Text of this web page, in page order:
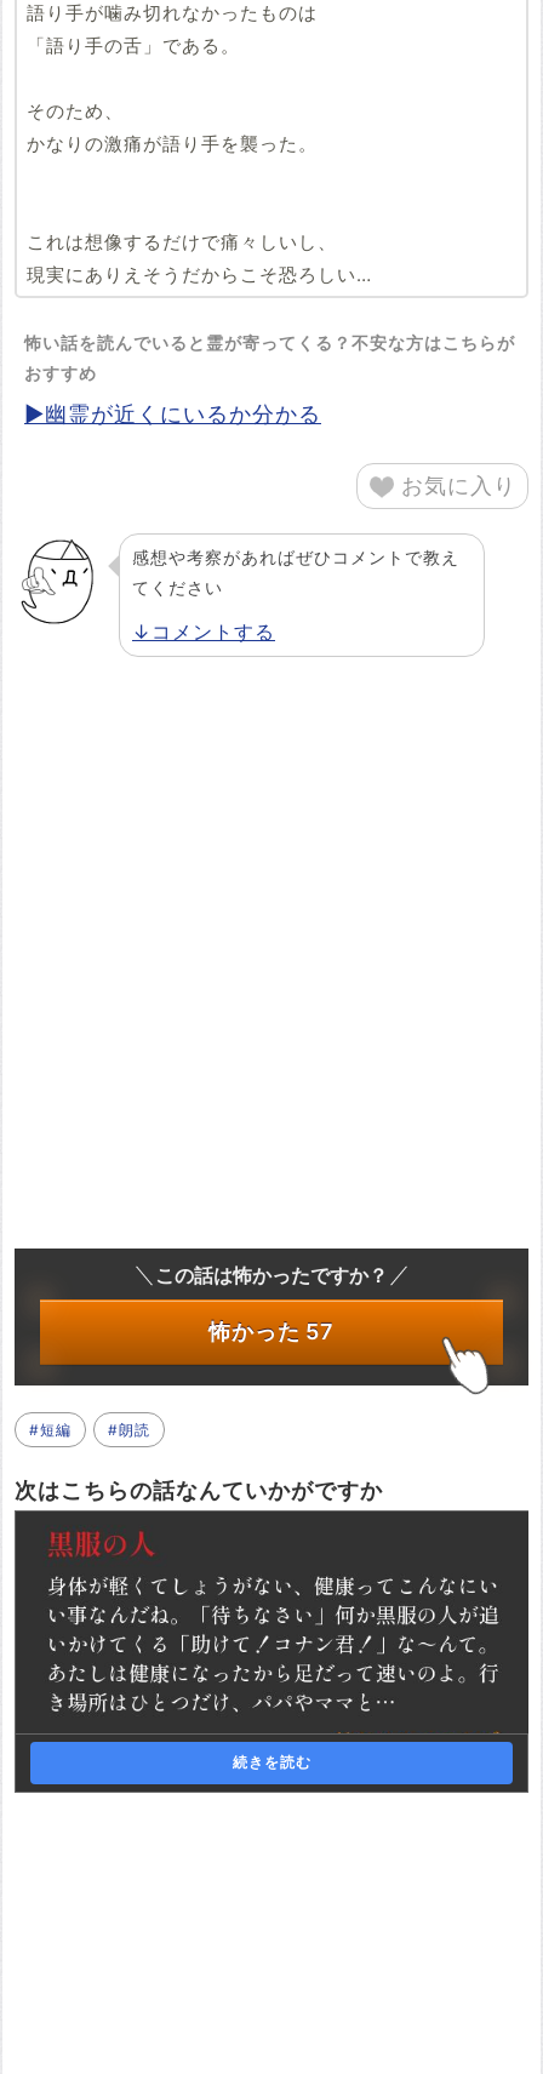
語り手が噛み切れなかったものは
「語り手の舌」である。
そのため、
かなりの激痛が語り手を襲った。
これは想像するだけで痛々しいし、
現実にありえそうだからこそ恐ろしい…
怖い話を読んでいると霊が寄ってくる？不安な方はこちらが
おすすめ
▶幽霊が近くにいるか分かる
お気に入り
感想や考察があればぜひコメントで教え
てください
↓コメントする
この話は怖かったですか？
怖かった 57
#短編 #朗読
次はこちらの話なんていかがですか
続きを読む